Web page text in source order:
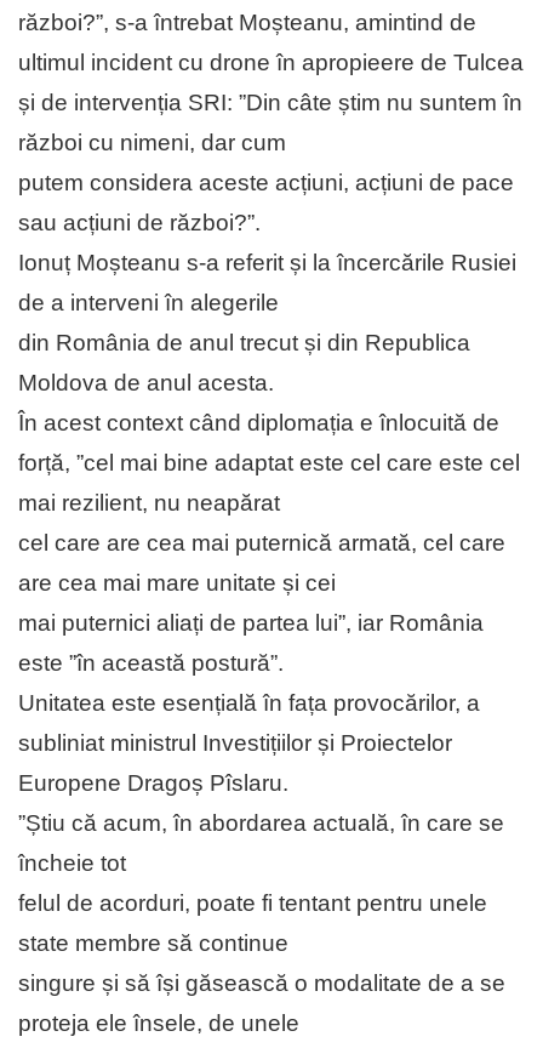
război?”, s-a întrebat Moșteanu, amintind de
ultimul incident cu drone în apropieere de Tulcea
și de intervenția SRI: ”Din câte știm nu suntem în
război cu nimeni, dar cum
putem considera aceste acțiuni, acțiuni de pace
sau acțiuni de război?”.
Ionuț Moșteanu s-a referit și la încercările Rusiei
de a interveni în alegerile
din România de anul trecut și din Republica
Moldova de anul acesta.
În acest context când diplomația e înlocuită de
forță, ”cel mai bine adaptat este cel care este cel
mai rezilient, nu neapărat
cel care are cea mai puternică armată, cel care
are cea mai mare unitate și cei
mai puternici aliați de partea lui”, iar România
este ”în această postură”.
Unitatea este esențială în fața provocărilor, a
subliniat ministrul Investițiilor și Proiectelor
Europene Dragoș Pîslaru.
”Știu că acum, în abordarea actuală, în care se
încheie tot
felul de acorduri, poate fi tentant pentru unele
state membre să continue
singure și să își găsească o modalitate de a se
proteja ele însele, de unele